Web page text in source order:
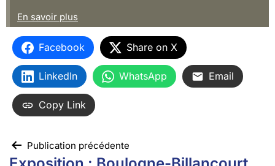
En savoir plus
Facebook Share on X
LinkedIn WhatsApp Email
Copy Link
Publication précédente